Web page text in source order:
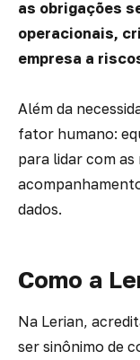
as obrigações
operacionais,
empresa a
Além da
fator humano:
para lidar com
dados.
Como a
Na Lerian,
ser sinônimo de